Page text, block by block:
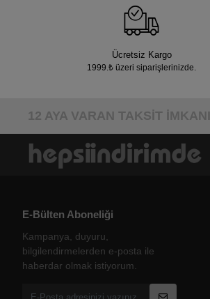
Ücretsiz Kargo
1999.₺ üzeri siparişlerinizde.
12 AYA VARAN TAKSİT İMKANI
E-Bülten Aboneliği
Kampanya, duyuru,
bilgilendirmelerden e-posta ile
haberdar olmak istiyorum.